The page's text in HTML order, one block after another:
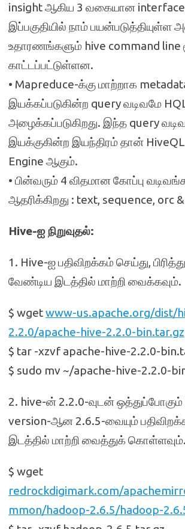
insight ஆகிய 3 வகையான
இப்பகுதியில் நாம் பயன்படுத்தியுள்ள
உதாரணங்களும் hive command line
காட்டப்பட்டுள்ளன.
• Mapreduce-க்கு மாற்றாக
இயக்கப்படுகின்ற query வடிவமே
அழைக்கப்படுகிறது. இந்த query
இயக்குகின்ற இயந்திரம் தான்
Engine ஆகும்.
• பின்வரும் 4 விதமான கோப்பு
ஆதரிக்கிறது : text, sequence, orc
Hive-ஐ நிறுவுதல்:
1. Hive-ஐ பதிவிறக்கம் செய்து,
வேண்டிய இடத்தில் மாற்றி வைக்கவும்.
$ wgetwww-us.apache.org/dist/
2.2.0/apache-hive-2.2.0-bin.tar.gz
$ tar -xzvf apache-hive-2.2.0-
$ sudo mv ~/apache-hive-2.2.0-
2. hive-ன் 2.2.0-வுடன் ஒத்துப்போகும்
version-ஆன 2.6.5-வையும்
இடத்தில் மாற்றி வைத்துக் கொள்ளவும்.
$ wget
redrockdigimark.com/
mmon/hadoop-2.6.5/hadoop-